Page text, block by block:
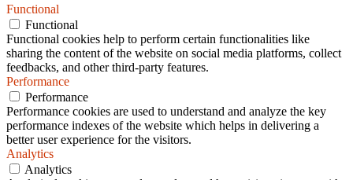
Functional
Functional
Functional cookies help to perform certain functionalities like
sharing the content of the website on social media platforms, collect
feedbacks, and other third-party features.
Performance
Performance
Performance cookies are used to understand and analyze the key
performance indexes of the website which helps in delivering a
better user experience for the visitors.
Analytics
Analytics